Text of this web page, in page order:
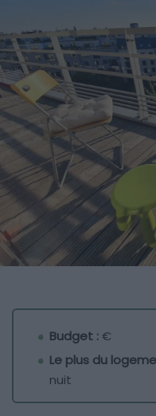
Budget :€
Le plus du
nuit